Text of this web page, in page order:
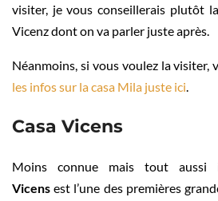
visiter, je vous conseillerais plutôt
Vicenz dont on va parler juste après.
Néanmoins, si vous voulez la visiter,
les infos sur la casa Mila juste ici
Casa Vicens
Moins connue mais tout aussi
Vicens est l’une des premières